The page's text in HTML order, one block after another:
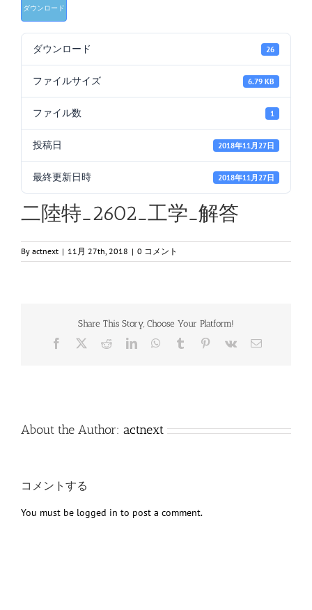
ダウンロード
ダウンロード 26
ファイルサイズ 6.79 KB
ファイル数 1
投稿日 2018年11月27日
最終更新日時 2018年11月27日
二陸特_2602_工学_解答
By actnext | 11月 27th, 2018 | 0 コメント
Share This Story, Choose Your Platform!
Facebook RedditLinkedInWhatsApp
Tumblr Pinterest
Vk
電
About the Author: actnext
コメントする
You must be logged in to post a comment.